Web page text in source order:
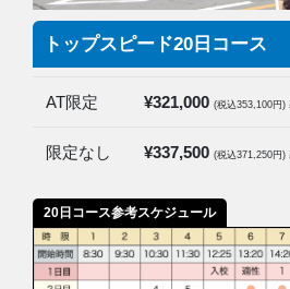
トップスピード20日コース
AT限定 ¥321,000 (税込353,100円)
限定なし ¥337,500 (税込371,250円)
20日コース参考スケジュール